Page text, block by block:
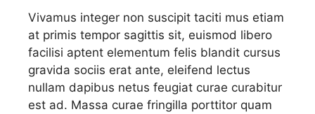
Vivamus integer non suscipit taciti mus etiam
at primis tempor sagittis sit, euismod libero
facilisi aptent elementum felis blandit cursus
gravida sociis erat ante, eleifend lectus
nullam dapibus netus feugiat curae curabitur
est ad. Massa curae fringilla porttitor quam